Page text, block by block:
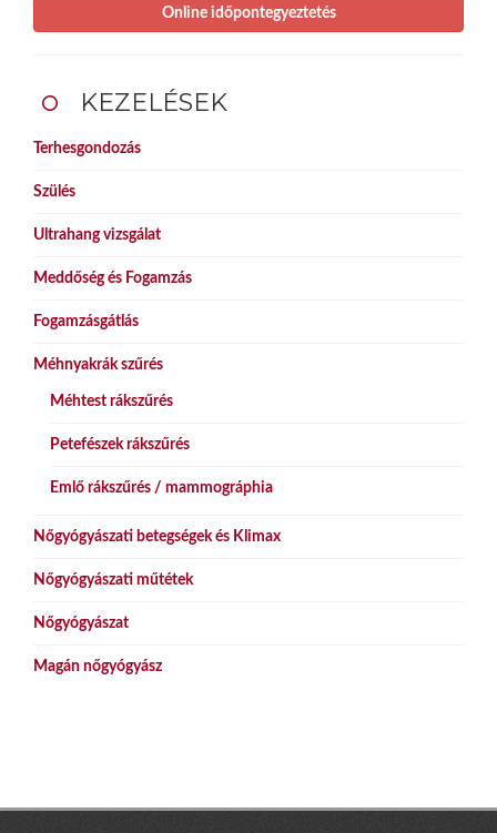
Online időpontegyeztetés
KEZELÉSEK
Terhesgondozás
Szülés
Ultrahang vizsgálat
Meddőség és Fogamzás
Fogamzásgátlás
Méhnyakrák szűrés
Méhtest rákszűrés
Petefészek rákszűrés
Emlő rákszűrés / mammográphia
Nőgyógyászati betegségek és Klimax
Nőgyógyászati műtétek
Nőgyógyászat
Magán nőgyógyász